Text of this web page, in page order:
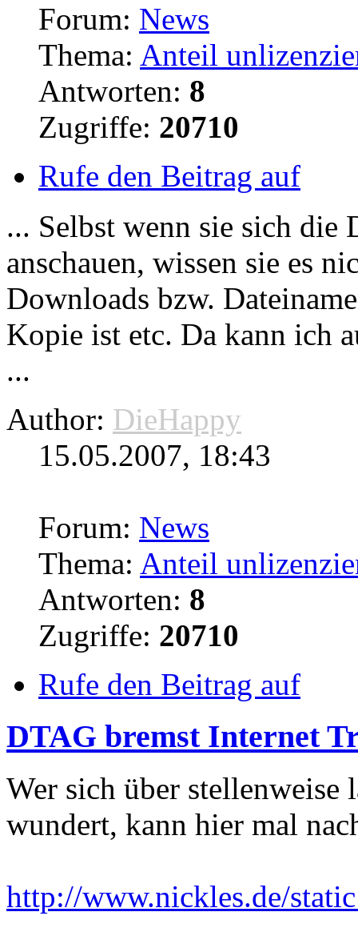
Forum: News
Thema: Anteil
Antworten: 8
Zugriffe: 20710
Rufe den Beitrag auf
... Selbst wenn sie sich die
anschauen, wissen sie es
Downloads bzw.
Kopie ist etc. Da kann ich
...
Author: DieHappy
15.05.2007, 18:43
Forum: News
Thema: Anteil
Antworten: 8
Zugriffe: 20710
Rufe den Beitrag auf
DTAG bremst Internet
Wer sich über stellenweise
wundert, kann hier mal
http://www.nickles.de/